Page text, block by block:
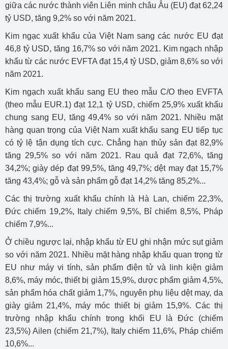
giữa các nước thành viên Liên minh châu Âu (EU) đạt 62,24
tỷ USD, tăng 9,2% so với năm 2021.
Kim ngạc xuất khẩu của Việt Nam sang các nước EU đạt
46,8 tỷ USD, tăng 16,7% so với năm 2021. Kim ngạch nhập
khẩu từ các nước EVFTA đạt 15,4 tỷ USD, giảm 8,6% so với
năm 2021.
Kim ngạch xuất khẩu sang EU theo mẫu C/O theo EVFTA
(theo mẫu EUR.1) đạt 12,1 tỷ USD, chiếm 25,9% xuất khẩu
chung sang EU, tăng 49,4% so với năm 2021. Nhiều mặt
hàng quan trọng của Việt Nam xuất khẩu sang EU tiếp tục
có tỷ lệ tận dụng tích cực. Chẳng hạn thủy sản đạt 82,9%
tăng 29,5% so với năm 2021. Rau quả đạt 72,6%, tăng
34,2%; giày dép đạt 99,5%, tăng 49,7%; dệt may đạt 15,7%
tăng 43,4%; gỗ và sản phẩm gỗ đạt 14,2% tăng 85,2%...
Các thị trường xuất khẩu chính là Hà Lan, chiếm 22,3%,
Đức chiếm 19,2%, Italy chiếm 9,5%, Bỉ chiếm 8,5%, Pháp
chiếm 7,9%...
Ở chiều ngược lại, nhập khẩu từ EU ghi nhận mức sụt giảm
so với năm 2021. Nhiều mặt hàng nhập khẩu quan trọng từ
EU như máy vi tính, sản phẩm điện tử và linh kiện giảm
8,6%, máy móc, thiết bị giảm 15,9%, dược phẩm giảm 4,5%,
sản phẩm hóa chất giảm 1,7%, nguyên phụ liệu dệt may, da
giày giảm 21,4%, máy móc thiết bị giảm 15,9%. Các thị
trường nhập khẩu chính trong khối EU là Đức (chiếm
23,5%) Ailen (chiếm 21,7%), Italy chiếm 11,6%, Pháp chiếm
10,6%...